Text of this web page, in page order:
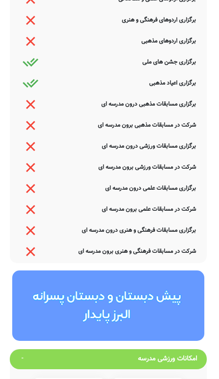
برگزاری اردوهای فرهنگی و هنری
برگزاری اردوهای مذهبی
برگزاری جشن های ملی
برگزاری اعیاد مذهبی
برگزاری مسابقات مذهبی درون مدرسه ای
شرکت در مسابقات مذهبی برون مدرسه ای
برگزاری مسابقات ورزشی درون مدرسه ای
شرکت در مسابقات ورزشی برون مدرسه ای
برگزاری مسابقات علمی درون مدرسه ای
شرکت در مسابقات علمی برون مدرسه ای
برگزاری مسابقات فرهنگی و هنری درون مدرسه ای
شرکت در مسابقات فرهنگی و هنری برون مدرسه ای
امکانات ورزشی مدرسه